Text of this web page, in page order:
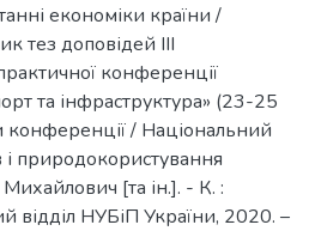
економіки країни /
тез доповідей ІІІ
конференції
та інфраструктура» (23-25
конференції / Національний
і природокористування
[та ін.]. - К. :
відділ НУБіП України, 2020. –